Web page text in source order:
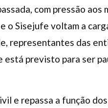
com pressão aos
o Sisejufe voltam a
representantes das
previsto para ser
e repassa a função